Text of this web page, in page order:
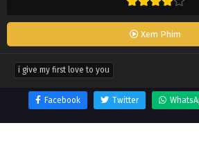
Xem Phim
i give my first love to you
Facebook Twitter